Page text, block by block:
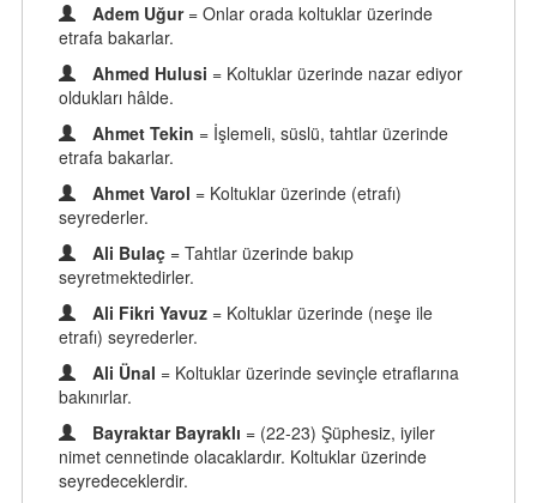
Adem Uğur = Onlar orada koltuklar üzerinde
etrafa bakarlar.
Ahmed Hulusi = Koltuklar üzerinde nazar ediyor
oldukları hâlde.
Ahmet Tekin = İşlemeli, süslü, tahtlar üzerinde
etrafa bakarlar.
Ahmet Varol = Koltuklar üzerinde (etrafı)
seyrederler.
Ali Bulaç = Tahtlar üzerinde bakıp
seyretmektedirler.
Ali Fikri Yavuz = Koltuklar üzerinde (neşe ile
etrafı) seyrederler.
Ali Ünal = Koltuklar üzerinde sevinçle etraflarına
bakınırlar.
Bayraktar Bayraklı = (22-23) Şüphesiz, iyiler
nimet cennetinde olacaklardır. Koltuklar üzerinde
seyredeceklerdir.